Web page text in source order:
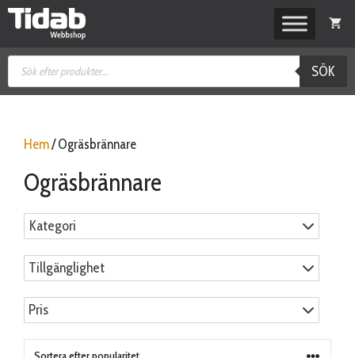
Hoppa
Produktsökning
SÖK
Hem/ Ogräsbrännare
Ogräsbrännare
Kategori
Tillgänglighet
Pris